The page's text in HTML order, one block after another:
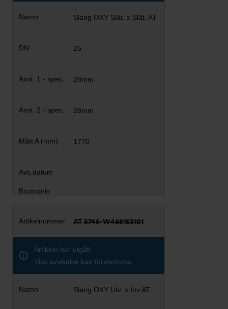
Slang OXY Slät. x Slät. AT
25
28mm
28mm
1770
AT 5745-W465153101
Artikeln har utgått
Viss avvikelse kan förekomma
Slang OXY Utv. x Inv AT